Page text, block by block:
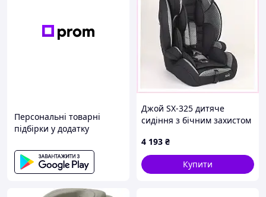
Персональні товарні
підбірки у додатку
Джой SX-325 дитяче
сидіння з бічним захистом
4 193 ₴
Купити